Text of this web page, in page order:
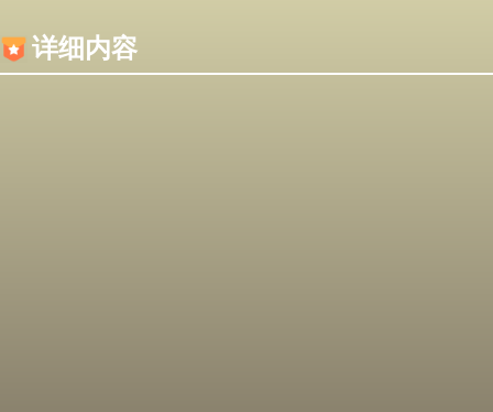
详细内容